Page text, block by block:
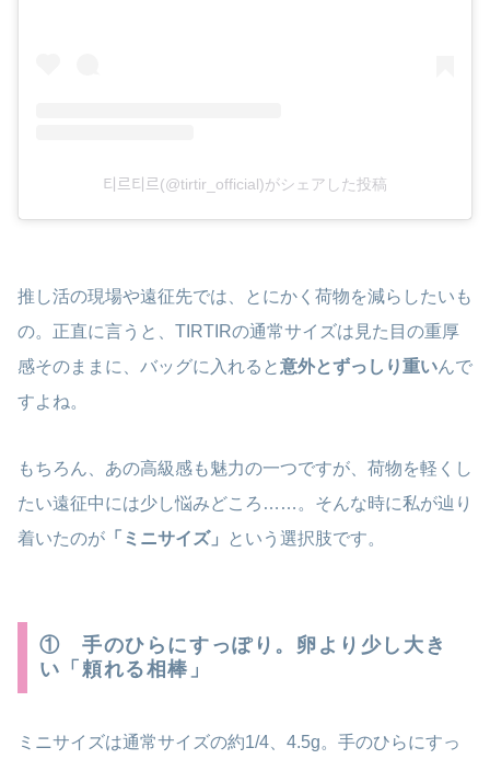
티르티르(@tirtir_official)がシェアした投稿
推し活の現場や遠征先では、とにかく荷物を減らしたいも
の。正直に言うと、TIRTIRの通常サイズは見た目の重厚
感そのままに、バッグに入れると意外とずっしり重いんで
すよね。
もちろん、あの高級感も魅力の一つですが、荷物を軽くし
たい遠征中には少し悩みどころ……。そんな時に私が辿り
着いたのが 「ミニサイズ」 という選択肢です。
① 手のひらにすっぽり。卵より少し大き
い「頼れる相棒」
ミニサイズは通常サイズの約1/4、4.5g。手のひらにすっ